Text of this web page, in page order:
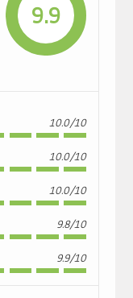
9.9
10.0/10
10.0/10
10.0/10
9.8/10
9.9/10